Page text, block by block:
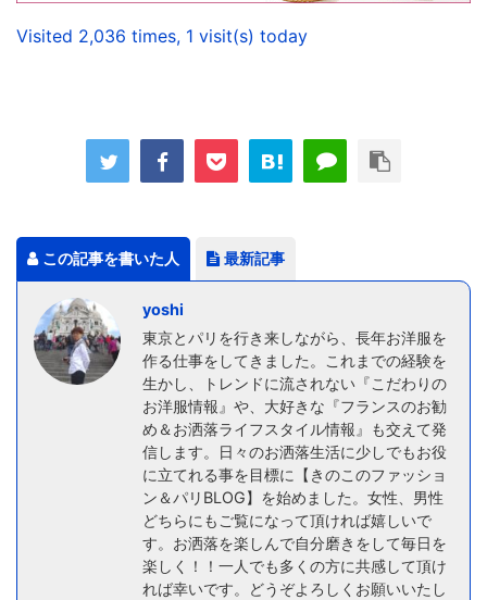
Visited 2,036 times, 1 visit(s) today
この記事を書いた人 最新記事
yoshi
東京とパリを行き来しながら、長年お洋服を
作る仕事をしてきました。これまでの経験を
生かし、トレンドに流されない『こだわりの
お洋服情報』や、大好きな『フランスのお勧
め＆お洒落ライフスタイル情報』も交えて発
信します。日々のお洒落生活に少しでもお役
に立てれる事を目標に【きのこのファッショ
ン＆パリBLOG】を始めました。女性、男性
どちらにもご覧になって頂ければ嬉しいで
す。お洒落を楽しんで自分磨きをして毎日を
楽しく！！一人でも多くの方に共感して頂け
れば幸いです。どうぞよろしくお願いいたし